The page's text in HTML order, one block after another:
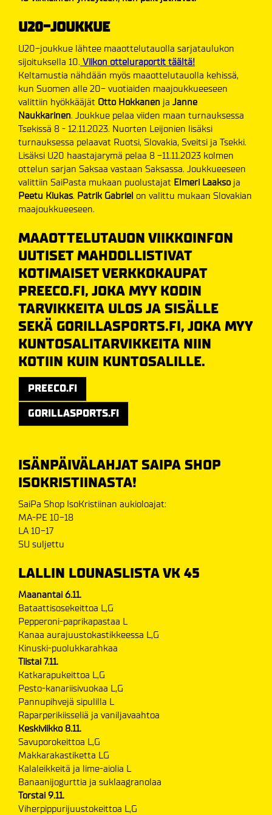
U20-JOUKKUE
U20-joukkue lähtee maaottelutauolla sarjataulukon
sijoituksella 10. Viikon otteluraportit täältä!
Keltamustia nähdään myös maaottelutauolla kehissä,
kun Suomen alle 20- vuotiaiden maajoukkueeseen
valittiin hyökkääjät Otto Hokkanen ja Janne
Naukkarinen. Joukkue pelaa viiden maan turnauksessa
Tsekissä 8 - 12.11.2023. Nuorten Leijonien lisäksi
turnauksessa pelaavat Ruotsi, Slovakia, Sveitsi ja Tsekki.
Lisäksi U20 haastajarymä pelaa 8 -11.11.2023 kolmen
ottelun sarjan Saksaa vastaan Saksassa. Joukkueeseen
valittiin SaiPasta mukaan puolustajat Elmeri Laaksoja
Peetu Kiukas. Patrik Gabriel on valittu mukaan Slovakian
maajoukkueeseen.
MAAOTTELUTAUON VIIKKOINFON
UUTISET MAHDOLLISTIVAT
KOTIMAISET VERKKOKAUPAT
PREECO.FI, JOKA MYY KODIN
TARVIKKEITA ULOS JA SISÄLLE
SEKÄ GORILLASPORTS.FI, JOKA MYY
KUNTOSALITARVIKKEITA NIIN
KOTIIN KUIN KUNTOSALILLE.
PREECO.FI
GORILLASPORTS.FI
ISÄNPÄIVÄLAHJAT SAIPA SHOP
ISOKRISTIINASTA!
SaiPa Shop IsoKristiinan aukioloajat:
MA-PE 10-18
LA 10-17
SU suljettu
LALLIN LOUNASLISTA VK 45
Maanantai 6.11.
Bataattisosekeittoa L,G
Pepperoni-paprikapastaa L
Kanaa aurajuustokastikkeessa L,G
Kinuski-puolukkarahkaa
Tiistai 7.11.
Katkarapukeittoa L,G
Pesto-kanariisivuokaa L,G
Pannupihvejä sipulilla L
Raparperikiisseliä ja vaniljavaahtoa
Keskiviikko 8.11.
Savuporokeittoa L,G
Makkarakastiketta LG
Kalaleikkeitä ja lime-aiolia L
Banaanijogurttia ja suklaagranolaa
Torstai 9.11.
Viherpippurijuustokeittoa L,G